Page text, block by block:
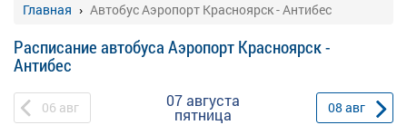
Главная Автобус Аэропорт Красноярск - Антибес
Расписание автобуса Аэропорт Красноярск -
Антибес
06 авг 07 августа
пятница 08 авг